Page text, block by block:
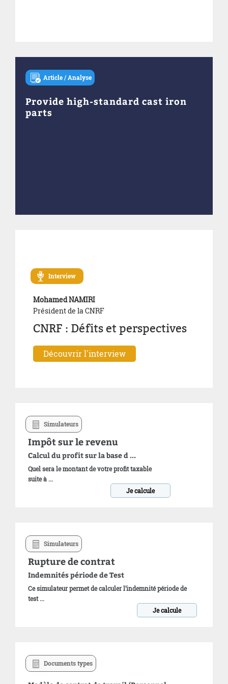
Article / Analyse
Provide high-standard cast iron
parts
Interview
Mohamed NAMIRI
Président de la CNRF
CNRF : Défits et perspectives
Découvrir l'interview
Simulateurs
Impôt sur le revenu
Calcul du profit sur la base d ...
Quel sera le montant de votre profit taxable
suite à ...
Je calcule
Simulateurs
Rupture de contrat
Indemnités période de Test
Ce simulateur permet de calculer l’indemnité période de
test ...
Je calcule
Documents types